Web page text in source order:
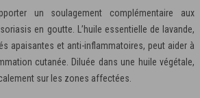
un soulagement complémentaire aux
en goutte. L’huile essentielle de lavande,
apaisantes et anti-inflammatoires, peut aider à
cutanée. Diluée dans une huile végétale,
sur les zones affectées.